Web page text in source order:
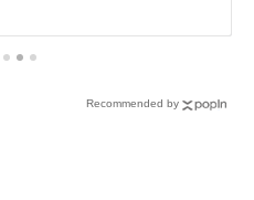
Recommended by